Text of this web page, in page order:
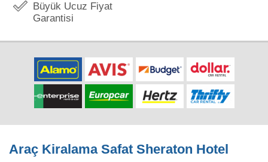
Büyük Ucuz Fiyat
Garantisi
Araç Kiralama Safat Sheraton Hotel